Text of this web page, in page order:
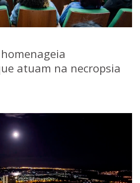
atuam na necropsia